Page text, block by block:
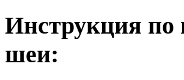
Инструкция по
шеи: